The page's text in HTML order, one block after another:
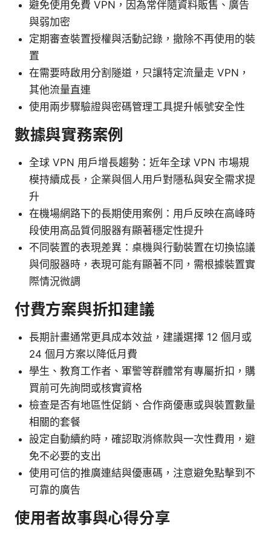
避免使用免費 VPN，因為常伴隨資料販售、廣告
與弱加密
定期審查裝置授權與活動記錄，撤除不再使用的裝
置
在需要時啟用分割隧道，只讓特定流量走 VPN，
其他流量直連
使用兩步驟驗證與密碼管理工具提升帳號安全性
數據與實務案例
全球 VPN 用戶增長趨勢：近年全球 VPN 市場規
模持續成長，企業與個人用戶對隱私與安全需求提
升
在機場網路下的長期使用案例：用戶反映在高峰時
段使用高品質伺服器有顯著穩定性提升
不同裝置的表現差異：桌機與行動裝置在切換協議
與伺服器時，表現可能有顯著不同，需根據裝置實
際情況微調
付費方案與折扣建議
長期計畫通常更具成本效益，建議選擇 12 個月或
24 個月方案以降低月費
學生、教育工作者、軍警等群體常有專屬折扣，購
買前可先詢問或核實資格
檢查是否有地區性促銷、合作商優惠或與裝置數量
相關的套餐
設定自動續約時，確認取消條款與一次性費用，避
免不必要的支出
使用可信的推廣連結與優惠碼，注意避免點擊到不
可靠的廣告
使用者故事與心得分享